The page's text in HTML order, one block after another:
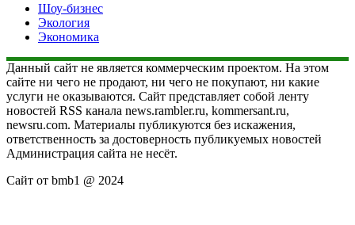
Шоу-бизнес
Экология
Экономика
Данный сайт не является коммерческим проектом. На этом
сайте ни чего не продают, ни чего не покупают, ни какие
услуги не оказываются. Сайт представляет собой ленту
новостей RSS канала news.rambler.ru, kommersant.ru,
newsru.com. Материалы публикуются без искажения,
ответственность за достоверность публикуемых новостей
Администрация сайта не несёт.
Сайт от bmb1 @ 2024